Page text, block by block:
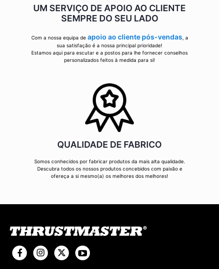
UM SERVIÇO DE APOIO AO CLIENTE
SEMPRE DO SEU LADO
Com a nossa equipa de apoio ao cliente pós-vendas , a
sua satisfação é a nossa principal prioridade!
Estamos aqui para escutar e a postos para lhe fornecer conselhos
personalizados feitos à medida para si!
QUALIDADE DE FABRICO
Somos conhecidos por fabricar produtos da mais alta qualidade.
Descubra todos os nossos produtos concebidos com paixão e
ofereça a si mesmo(a) os melhores dos melhores!